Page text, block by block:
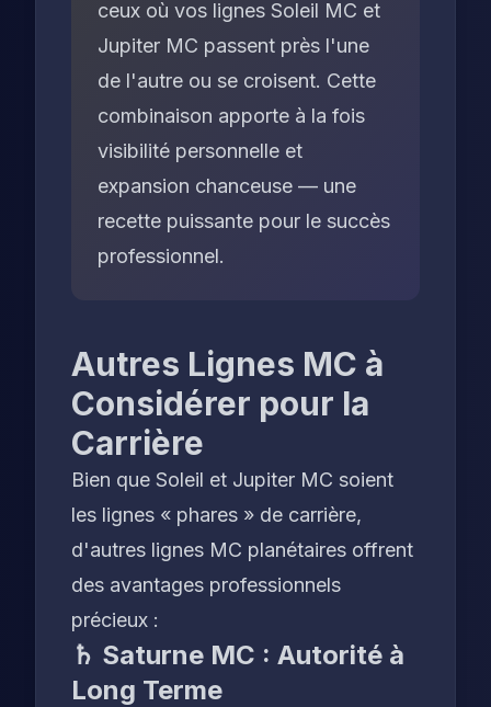
ceux où vos lignes Soleil MC et
Jupiter MC passent près l'une
de l'autre ou se croisent. Cette
combinaison apporte à la fois
visibilité personnelle et
expansion chanceuse — une
recette puissante pour le succès
professionnel.
Autres Lignes MC à
Considérer pour la
Carrière
Bien que Soleil et Jupiter MC soient
les lignes « phares » de carrière,
d'autres lignes MC planétaires offrent
des avantages professionnels
précieux :
♄ Saturne MC : Autorité à
Long Terme